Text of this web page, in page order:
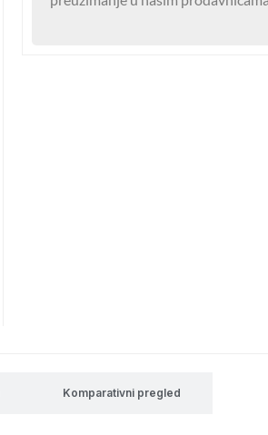
800x40x60
Komparativni pregled